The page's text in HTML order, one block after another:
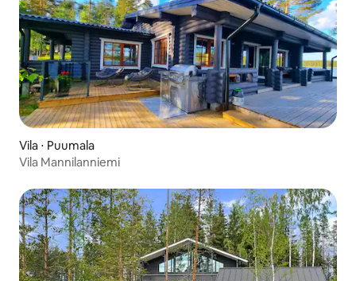
Vila ⋅ Puumala
Vila Mannilanniemi